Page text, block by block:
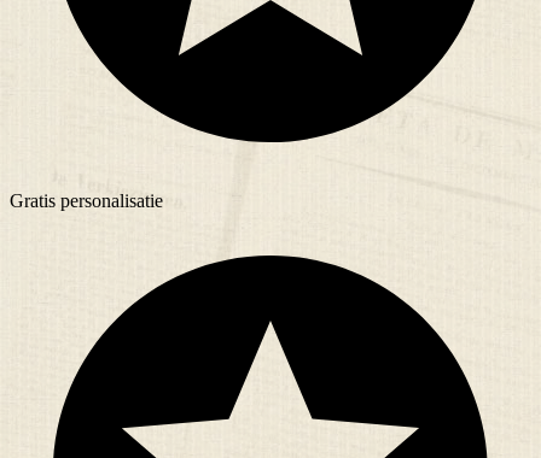
Gratis personalisatie